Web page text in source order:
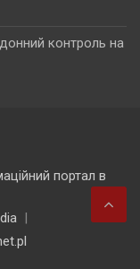
контроль на
портал в